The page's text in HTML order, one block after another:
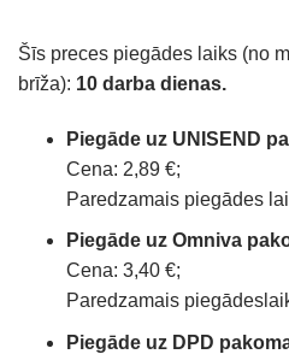
Šīs preces piegādes laiks (no
brīža): 10 darba dienas.
Piegāde uz UNISEND
Cena: 2,89 €;
Paredzamais piegādes
Piegāde uz Omniva
Cena: 3,40 €;
Paredzamais
Piegāde uz DPD